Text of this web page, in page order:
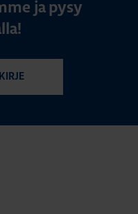
ja pysy